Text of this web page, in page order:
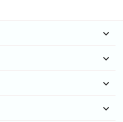



